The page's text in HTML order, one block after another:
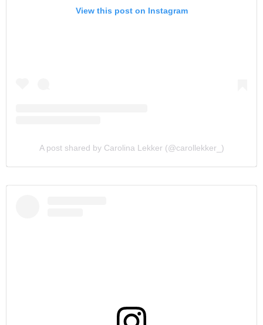
View this post on Instagram
A post shared by Carolina Lekker (@carollekker_)